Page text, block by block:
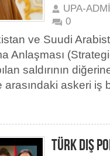
UPA-
0
ve Suudi
Anlaşması
saldırının
askeri iş
TÜRK DIŞ